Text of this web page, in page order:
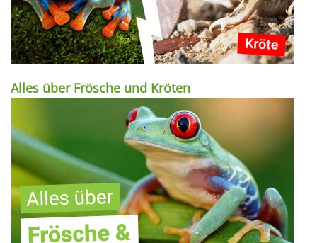
Alles über Frösche und Kröten